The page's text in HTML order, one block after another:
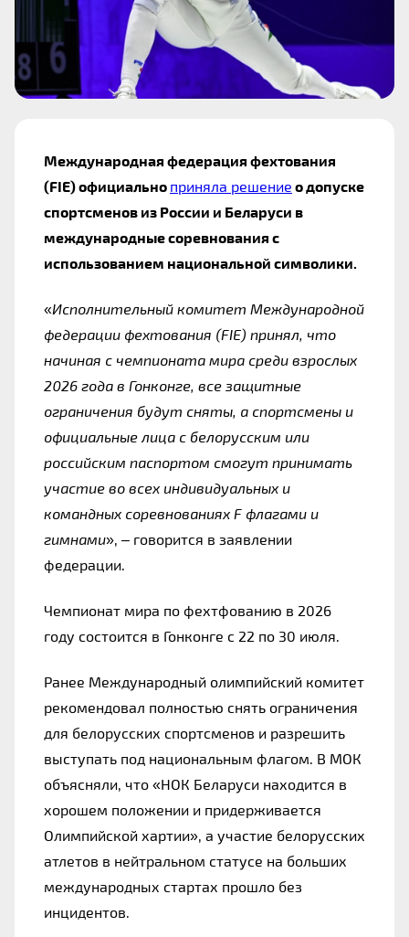
Международная федерация фехтования
(FIE) официально приняла решение о допуске
спортсменов из России и Беларуси в
международные соревнования с
использованием национальной символики.
«Исполнительный комитет Международной
федерации фехтования (FIE) принял, что
начиная с чемпионата мира среди взрослых
2026 года в Гонконге, все защитные
ограничения будут сняты, а спортсмены и
официальные лица с белорусским или
российским паспортом смогут принимать
участие во всех индивидуальных и
командных соревнованиях F флагами и
гимнами», – говорится в заявлении
федерации.
Чемпионат мира по фехтфованию в 2026
году состоится в Гонконге с 22 по 30 июля.
Ранее Международный олимпийский комитет
рекомендовал полностью снять ограничения
для белорусских спортсменов и разрешить
выступать под национальным флагом. В МОК
объясняли, что «НОК Беларуси находится в
хорошем положении и придерживается
Олимпийской хартии», а участие белорусских
атлетов в нейтральном статусе на больших
международных стартах прошло без
инцидентов.